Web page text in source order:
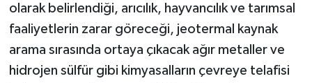
olarak belirlendiği, arıcılık, hayvancılık ve tarımsal
faaliyetlerin zarar göreceği, jeotermal kaynak
arama sırasında ortaya çıkacak ağır metaller ve
hidrojen sülfür gibi kimyasalların çevreye telafisi